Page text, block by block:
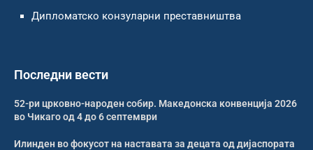
Дипломатско конзуларни преставништва
Последни вести
52-ри црковно-народен собир. Македонска конвенција 2026
во Чикаго од 4 до 6 септември
Илинден во фокусот на наставата за децата од дијаспората